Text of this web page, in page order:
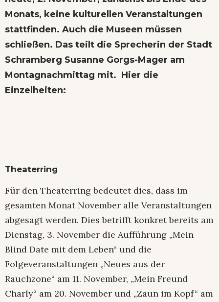
Monats, keine kulturellen Veranstaltungen
stattfinden. Auch die Museen müssen
schließen. Das teilt die Sprecherin der Stadt
Schramberg Susanne Gorgs-Mager am
Montagnachmittag mit. Hier die
Einzelheiten:
Theaterring
Für den Theaterring bedeutet dies, dass im
gesamten Monat November alle Veranstaltungen
abgesagt werden. Dies betrifft konkret bereits am
Dienstag, 3. November die Aufführung „Mein
Blind Date mit dem Leben“ und die
Folgeveranstaltungen „Neues aus der
Rauchzone“ am 11. November, „Mein Freund
Charly“ am 20. November und „Zaun im Kopf“ am